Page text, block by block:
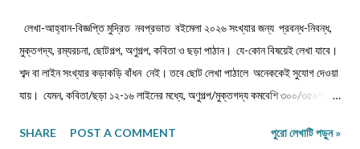
লেখা-আহ্বান-বিজ্ঞপ্তি মুদ্রিত নবপ্রভাত বইমেলা ২০২৬ সংখ্যার জন্য প্রবন্ধ-নিবন্ধ,
মুক্তগদ্য, রম্যরচনা, ছোটগল্প, অণুগল্প, কবিতা ও ছড়া পাঠান। যে-কোন বিষয়েই লেখা যাবে।
শব্দ বা লাইন সংখ্যার কড়াকড়ি বাঁধন নেই। তবে ছোট লেখা পাঠালে অনেককেই সুযোগ দেওয়া
যায়। যেমন, কবিতা/ছড়া ১২-১৬ লাইনের মধ্যে, অণুগল্প/মুক্তগদ্য কমবেশি ৩০০/৩৫০শব্দে,
'অবশ্যমান্য' নয়। সম্পূর্ণ অপ্রকাশিত লেখা পাঠাতে হবে। মনোনয়নের সুবিধার্থে একাধিক
SHARE POST A COMMENT পুরো লেখাটি পড়ুন »